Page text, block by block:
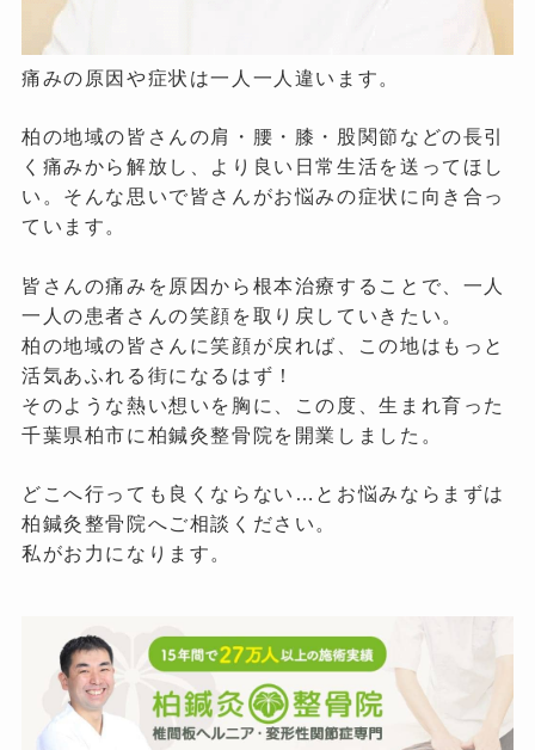
痛みの原因や症状は一人一人違います。
柏の地域の皆さんの肩・腰・膝・股関節などの長引
く痛みから解放し、より良い日常生活を送ってほし
い。そんな思いで皆さんがお悩みの症状に向き合っ
ています。
皆さんの痛みを原因から根本治療することで、一人
一人の患者さんの笑顔を取り戻していきたい。
柏の地域の皆さんに笑顔が戻れば、この地はもっと
活気あふれる街になるはず！
そのような熱い想いを胸に、この度、生まれ育った
千葉県柏市に柏鍼灸整骨院を開業しました。
どこへ行っても良くならない…とお悩みならまずは
柏鍼灸整骨院へご相談ください。
私がお力になります。